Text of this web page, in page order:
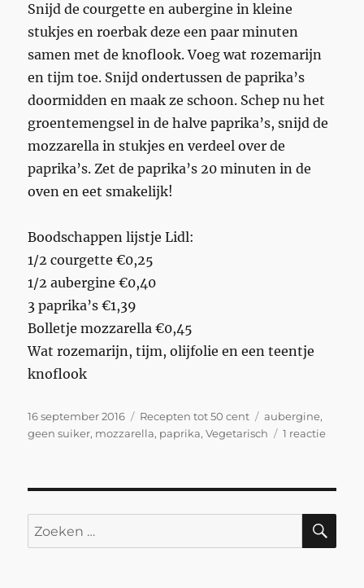
Snijd de courgette en aubergine in kleine
stukjes en roerbak deze een paar minuten
samen met de knoflook. Voeg wat rozemarijn
en tijm toe. Snijd ondertussen de paprika’s
doormidden en maak ze schoon. Schep nu het
groentemengsel in de halve paprika’s, snijd de
mozzarella in stukjes en verdeel over de
paprika’s. Zet de paprika’s 20 minuten in de
oven en eet smakelijk!
Boodschappen lijstje Lidl:
1/2 courgette €0,25
1/2 aubergine €0,40
3 paprika’s €1,39
Bolletje mozzarella €0,45
Wat rozemarijn, tijm, olijfolie en een teentje
knoflook
Geplaatst
op
16 september 2016 Categorieën
Recepten tot 50 cent Tags
aubergine,
geen suiker, mozzarella, paprika,Vegetarisch 1 reactieop
cent
p.p.
Zoeken
naar: